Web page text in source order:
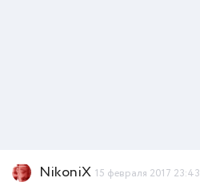
NikoniX 15 февраля 2017 23:43